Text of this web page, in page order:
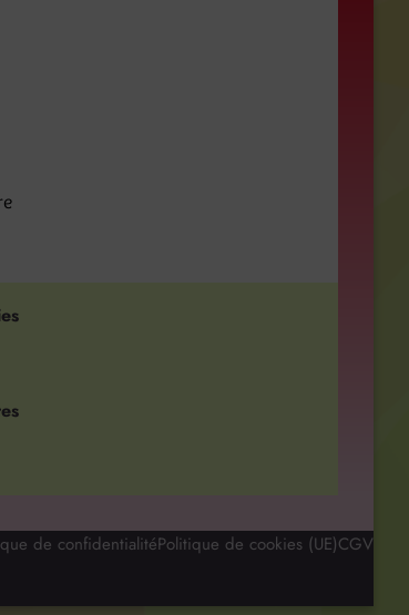
de confidentialitéPolitique de cookies (UE)CGV